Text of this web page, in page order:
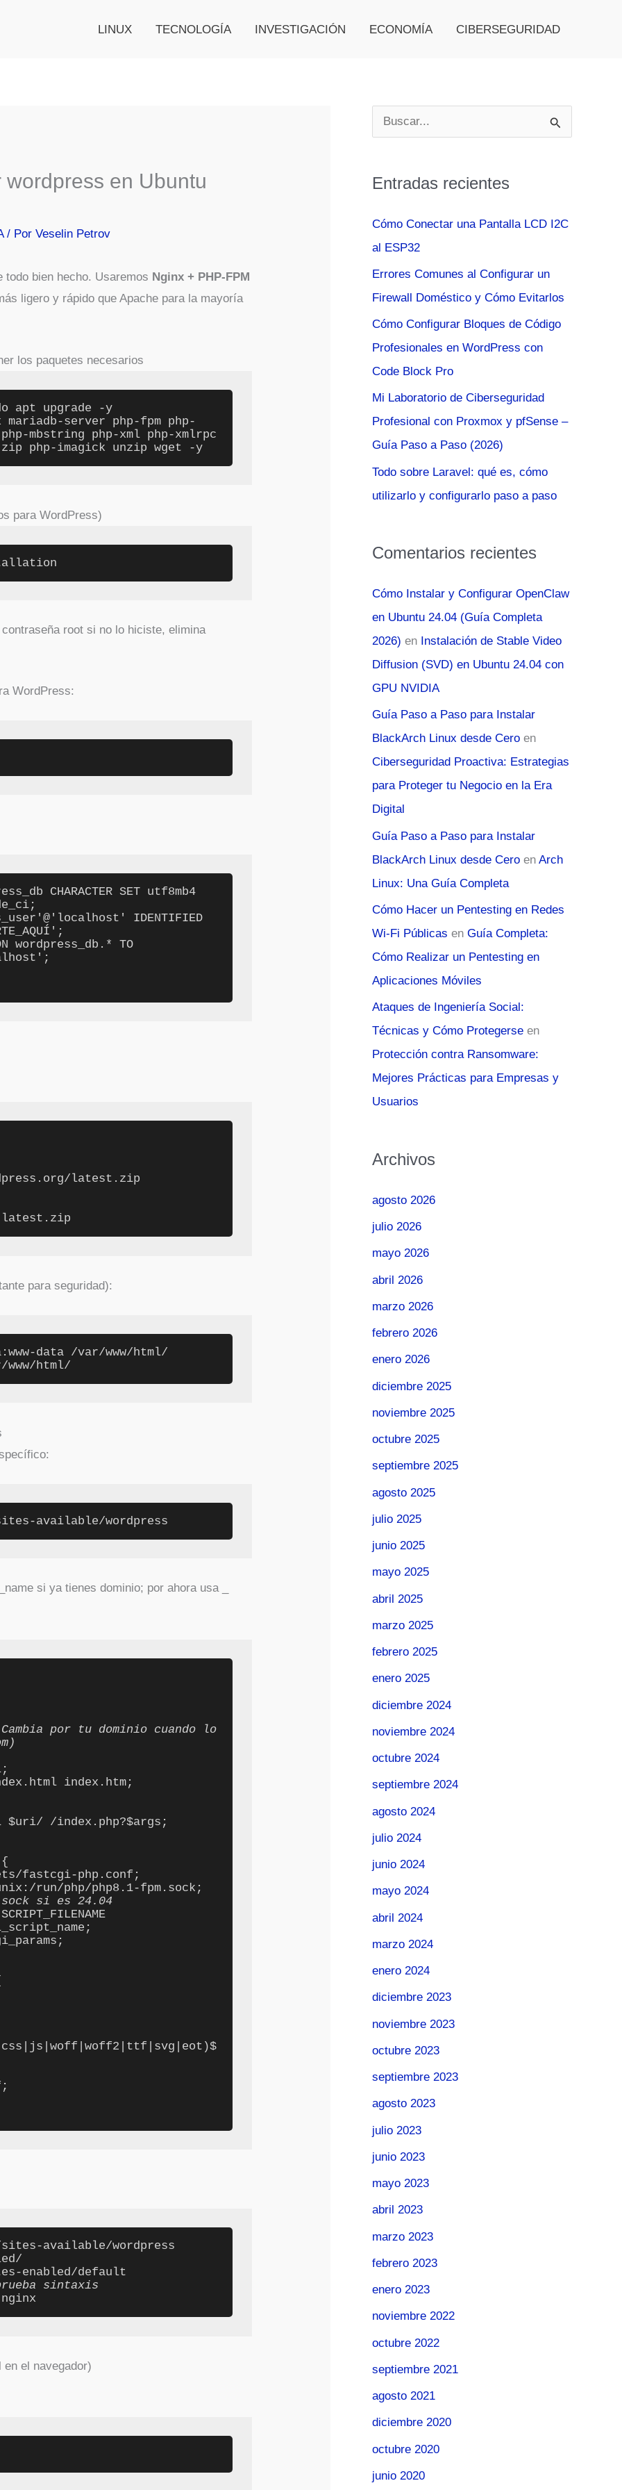
LINUX TECNOLOGÍA INVESTIGACIÓN ECONOMÍA CIBERSEGURIDAD
en Ubuntu
/ PorVeselin Petrov
todo bien hecho. Usaremos Nginx + PHP-FPM
ligero y rápido que Apache para la mayoría
los paquetes necesarios
apt upgrade -y
server php-fpm php-
mbstring php-xml php-xmlrpc
php-imagick unzip wget -y
para WordPress)
root si no lo hiciste, elimina
WordPress:
CHARACTER SET utf8mb4
IDENTIFIED
wordpress_db.* TO
latest.zip
latest.zip
para seguridad):
data /var/www/html/
www/html/
available/wordpress
si ya tienes dominio; por ahora usa _
por tu dominio cuando lo
si es 24.04
available/wordpress
enabled/default
sintaxis
el navegador)
u
c
o
r
:
Entradas recientes
Cómo Conectar una Pantalla LCD I2C
al ESP32
Errores Comunes al Configurar un
Firewall Doméstico y Cómo Evitarlos
Cómo Configurar Bloques de Código
Profesionales en WordPress con
Code Block Pro
Mi Laboratorio de Ciberseguridad
Profesional con Proxmox y pfSense –
Guía Paso a Paso (2026)
Todo sobre Laravel: qué es, cómo
utilizarlo y configurarlo paso a paso
Comentarios recientes
Cómo Instalar y Configurar OpenClaw
en Ubuntu 24.04 (Guía Completa
2026) en Instalación de Stable Video
Diffusion (SVD) en Ubuntu 24.04 con
GPU NVIDIA
Guía Paso a Paso para Instalar
BlackArch Linux desde Cero en
Ciberseguridad Proactiva: Estrategias
para Proteger tu Negocio en la Era
Digital
Guía Paso a Paso para Instalar
BlackArch Linux desde Cero en Arch
Linux: Una Guía Completa
Cómo Hacer un Pentesting en Redes
Wi-Fi Públicas en Guía Completa:
Cómo Realizar un Pentesting en
Aplicaciones Móviles
Ataques de Ingeniería Social:
Técnicas y Cómo Protegerse en
Protección contra Ransomware:
Mejores Prácticas para Empresas y
Usuarios
Archivos
agosto 2026
julio 2026
mayo 2026
abril 2026
marzo 2026
febrero 2026
enero 2026
diciembre 2025
noviembre 2025
octubre 2025
septiembre 2025
agosto 2025
julio 2025
junio 2025
mayo 2025
abril 2025
marzo 2025
febrero 2025
enero 2025
diciembre 2024
noviembre 2024
octubre 2024
septiembre 2024
agosto 2024
julio 2024
junio 2024
mayo 2024
abril 2024
marzo 2024
enero 2024
diciembre 2023
noviembre 2023
octubre 2023
septiembre 2023
agosto 2023
julio 2023
junio 2023
mayo 2023
abril 2023
marzo 2023
febrero 2023
enero 2023
noviembre 2022
octubre 2022
septiembre 2021
agosto 2021
diciembre 2020
octubre 2020
junio 2020